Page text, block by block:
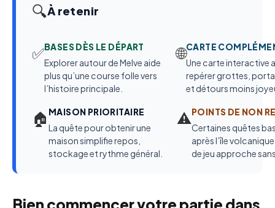
🔍À retenir
✅BASES DÈS LE DÉPART
Explorer autour de Melve aide
plus qu’une course folle vers
l’histoire principale.
🌐CARTE
Une carte interactive
repérer grottes,
et détours moins
🏠 MAISON PRIORITAIRE
La quête pour obtenir une
maison simplifie repos,
stockage et rythme général.
⚠️POINTS DE NON
Certaines quêtes
après l’île
de jeu approche